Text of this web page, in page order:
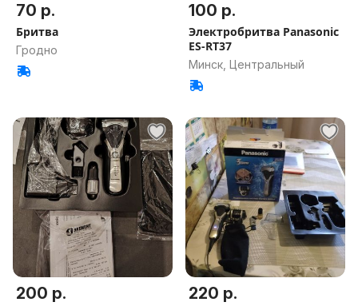
70 р.
Бритва
Гродно
100 р.
Электробритва Panasonic
ES-RT37
Минск, Центральный
200 р. 220 р.